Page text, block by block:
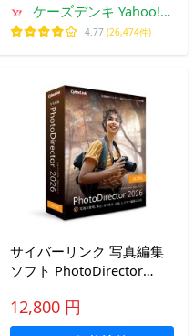
ケーズデンキ Yahoo!シ
ョップ
4.77 (26,474件)
サイバーリンク 写真編集
ソフト PhotoDirector
12,800 円